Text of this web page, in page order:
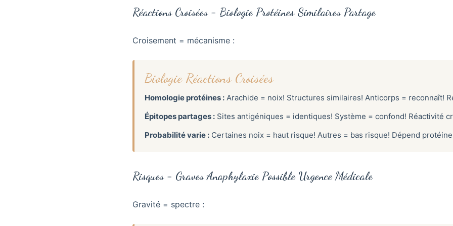
Réactions Croisées = Biologie Protéines Similaires Partage
Croisement = mécanisme :
Biologie Réactions Croisées
Homologie protéines : Arachide = noix! Structures similaires! Anticorps = reconnaît!
Épitopes partages : Sites antigéniques = identiques! Système = confond! Réactivité
Probabilité varie : Certaines noix = haut risque! Autres = bas risque! Dépend
Risques = Graves Anaphylaxie Possible Urgence Médicale
Gravité = spectre :